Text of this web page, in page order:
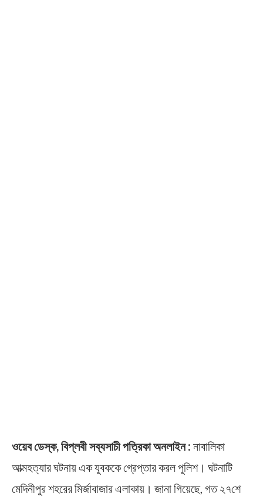
ওয়েব ডেস্ক, বিপ্লবী সব্যসাচী পত্রিকা অনলাইন : নাবালিকা
আত্মহত্যার ঘটনায় এক যুবককে গ্রেপ্তার করল পুলিশ। ঘটনাটি
মেদিনীপুর শহরের মির্জাবাজার এলাকায়। জানা গিয়েছে, গত ২৭শে